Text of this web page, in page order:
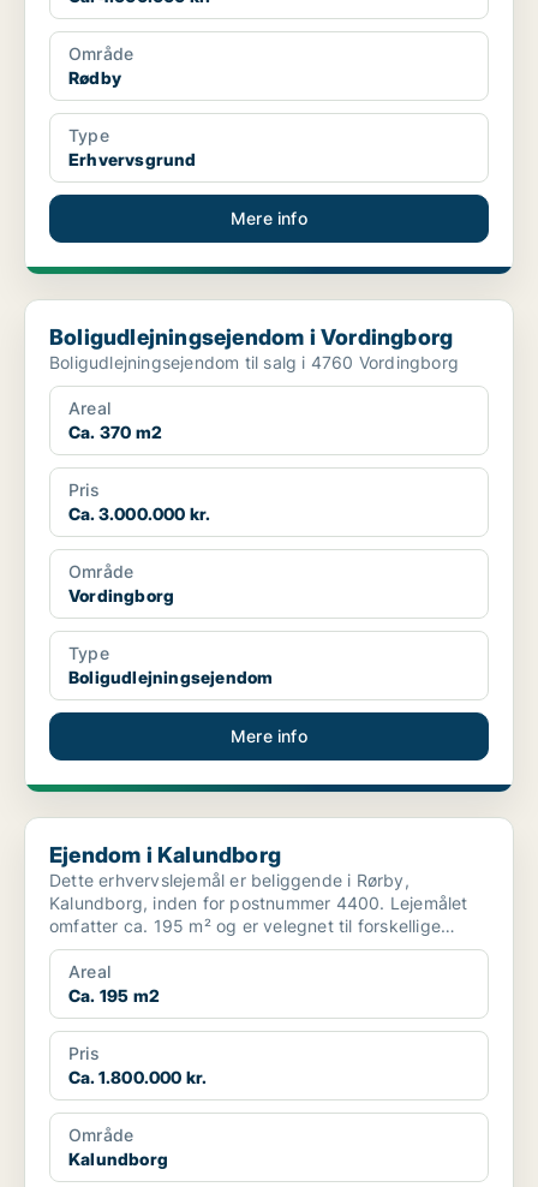
Område
Rødby
Type
Erhvervsgrund
Mere info
Boligudlejningsejendom i Vordingborg
Boligudlejningsejendom i Vordingborg
Boligudlejningsejendom til salg i 4760 Vordingborg
Areal
Ca. 370 m2
Pris
Ca. 3.000.000 kr.
Område
Vordingborg
Type
Boligudlejningsejendom
Mere info
Ejendom i Kalundborg
Ejendom i Kalundborg
Dette erhvervslejemål er beliggende i Rørby,
Kalundborg, inden for postnummer 4400. Lejemålet
omfatter ca. 195 m² og er velegnet til forskellige
erhvervsform...
Areal
Ca. 195 m2
Pris
Ca. 1.800.000 kr.
Område
Kalundborg